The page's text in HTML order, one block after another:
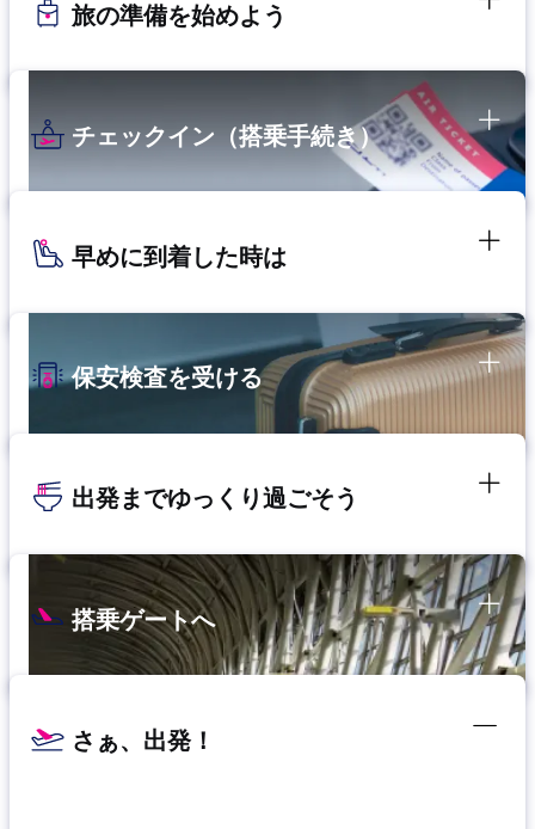
旅の準備を始めよう
チェックイン（搭乗手続き）
早めに到着した時は
保安検査を受ける
出発までゆっくり過ごそう
搭乗ゲートへ
さぁ、出発！